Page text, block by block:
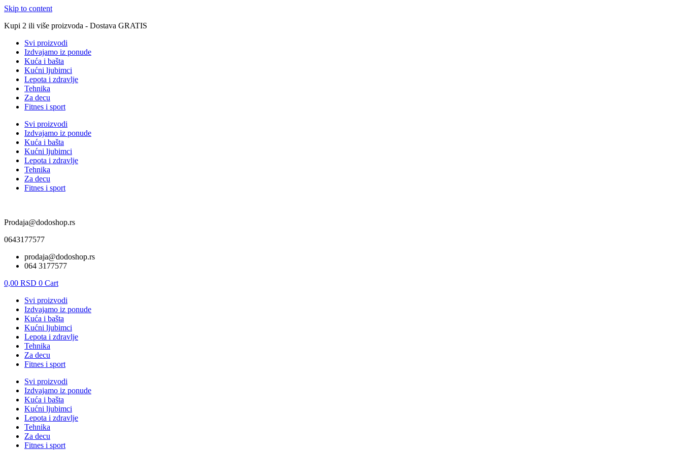
Skip to content
Kupi 2 ili više proizvoda - Dostava GRATIS
Svi proizvodi
Izdvajamo iz ponude
Kuća i bašta
Kućni ljubimci
Lepota i zdravlje
Tehnika
Za decu
Fitnes i sport
Svi proizvodi
Izdvajamo iz ponude
Kuća i bašta
Kućni ljubimci
Lepota i zdravlje
Tehnika
Za decu
Fitnes i sport
Prodaja@dodoshop.rs
0643177577
prodaja@dodoshop.rs
064 3177577
0,00 RSD 0 Cart
Svi proizvodi
Izdvajamo iz ponude
Kuća i bašta
Kućni ljubimci
Lepota i zdravlje
Tehnika
Za decu
Fitnes i sport
Svi proizvodi
Izdvajamo iz ponude
Kuća i bašta
Kućni ljubimci
Lepota i zdravlje
Tehnika
Za decu
Fitnes i sport